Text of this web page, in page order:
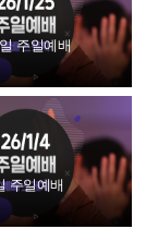
주일예배
주일예배